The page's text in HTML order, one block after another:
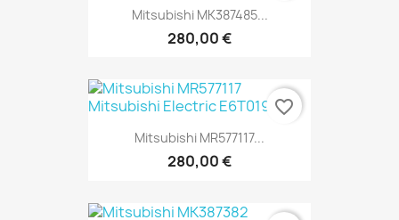
Mitsubishi MK387485...
280,00 €
Mitsubishi MR577117...
280,00 €
favorite_border